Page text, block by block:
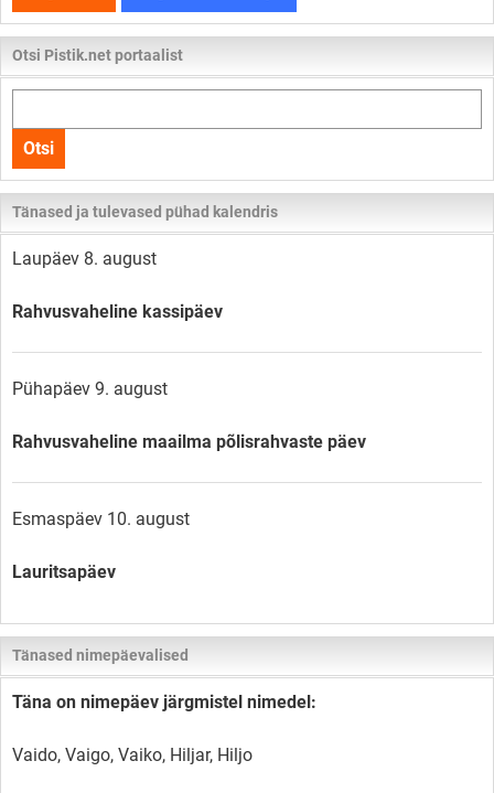
Otsi Pistik.net portaalist
kogu
lehelt
Otsi
Tänased ja tulevased pühad kalendris
Laupäev 8. august
Rahvusvaheline kassipäev
Pühapäev 9. august
Rahvusvaheline maailma põlisrahvaste päev
Esmaspäev 10. august
Lauritsapäev
Tänased nimepäevalised
Täna on nimepäev järgmistel nimedel:
Vaido, Vaigo, Vaiko, Hiljar, Hiljo